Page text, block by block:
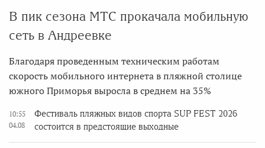
В пик сезона МТС прокачала мобильную
сеть в Андреевке
Благодаря проведенным техническим работам
скорость мобильного интернета в пляжной столице
южного Приморья выросла в среднем на 35%
10:55
04.08
Фестиваль пляжных видов спорта SUP FEST 2026
состоится в предстоящие выходные